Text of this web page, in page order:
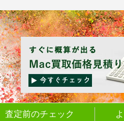
査定前のチェック